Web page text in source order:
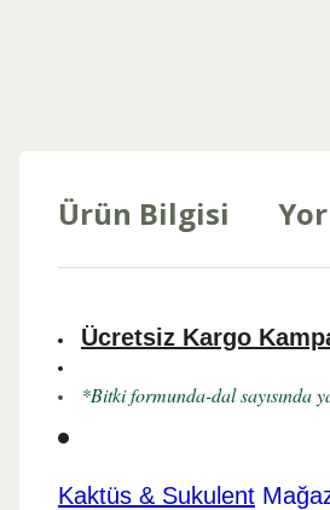
Ürün Bilgisi
Ücretsiz Kargo
*Bitki formunda-dal sayısında
Kaktüs & Sukulent